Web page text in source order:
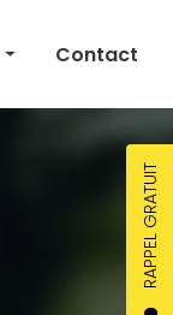
RAPPEL GRATUIT
Contact